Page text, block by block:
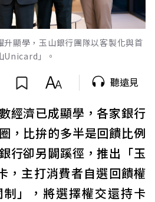
顯學，玉山銀行團隊以客製化與首
Unicard」。
聽遠見
經濟已成顯學，各家銀行
，比拚的多半是回饋比例
行卻另闢蹊徑，推出「玉
，主打消費者自選回饋權
」，將選擇權交還持卡